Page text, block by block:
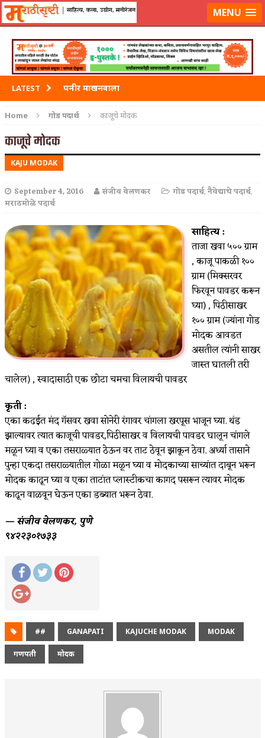
मराठीसृष्टीवर लॉग-इन करा MENU
LATEST पनीर माखनवाला
पावभाजी
Home गोड पदार्थ काजूचे मोदक
काजूचे मोदक
KAJU MODAK
September 4, 2016 संजीव वेलणकर गोड पदार्थ,नैवेद्याचे पदार्थ,
मराठमोळे पदार्थ
साहित्य :
ताजा खवा ५०० ग्राम
, काजू पाकळी १००
ग्राम (मिक्सरवर
फिरवून पावडर करून
घ्या) , पिठीसाखर
१०० ग्राम (ज्यांना गोड
मोदक आवडत
असतील त्यांनी साखर
जास्त घातली तरी
चालेल) , स्वादासाठी एक छोटा चमचा विलायची पावडर
कृती :
एका कढईत मंद गॅसवर खवा सोनेरी रंगावर चांगला खरपूस भाजून घ्या. थंड
झाल्यावर त्यात काजूची पावडर,पिठीसाखर व विलायची पावडर घालून चांगले
मळून घ्या व एका तसराळ्यात ठेऊन वर ताट ठेवून झाकून ठेवा. अर्ध्या तासाने
पुन्हा एकदा तसराळ्यातील गोळा मळून घ्या व मोदकाच्या साच्यांत दाबून भरून
मोदक काढून घ्या व एका ताटांत प्लास्टीकचा कागद पसरून त्यावर मोदक
काढून वाळवून घेऊन एका डब्यात भरून ठेवा.
— संजीव वेलणकर, पुणे
९४२२३०१७३३
## GANAPATI KAJUCHE MODAK MODAK
गणपती मोदक